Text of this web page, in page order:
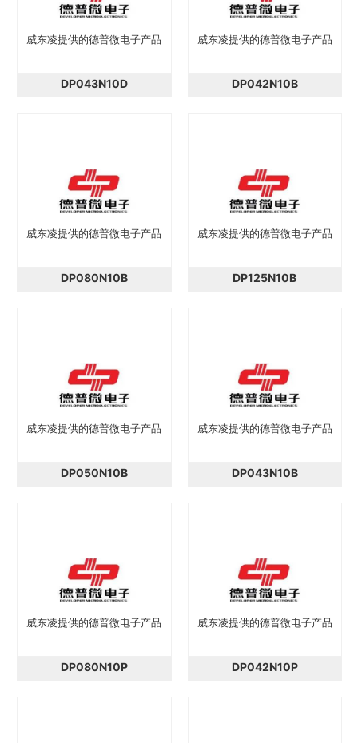
威东凌提供的德普微电子产品
DP043N10D
威东凌提供的德普微电子产品
DP042N10B
威东凌提供的德普微电子产品
DP080N10B
威东凌提供的德普微电子产品
DP125N10B
威东凌提供的德普微电子产品
DP050N10B
威东凌提供的德普微电子产品
DP043N10B
威东凌提供的德普微电子产品
DP080N10P
威东凌提供的德普微电子产品
DP042N10P